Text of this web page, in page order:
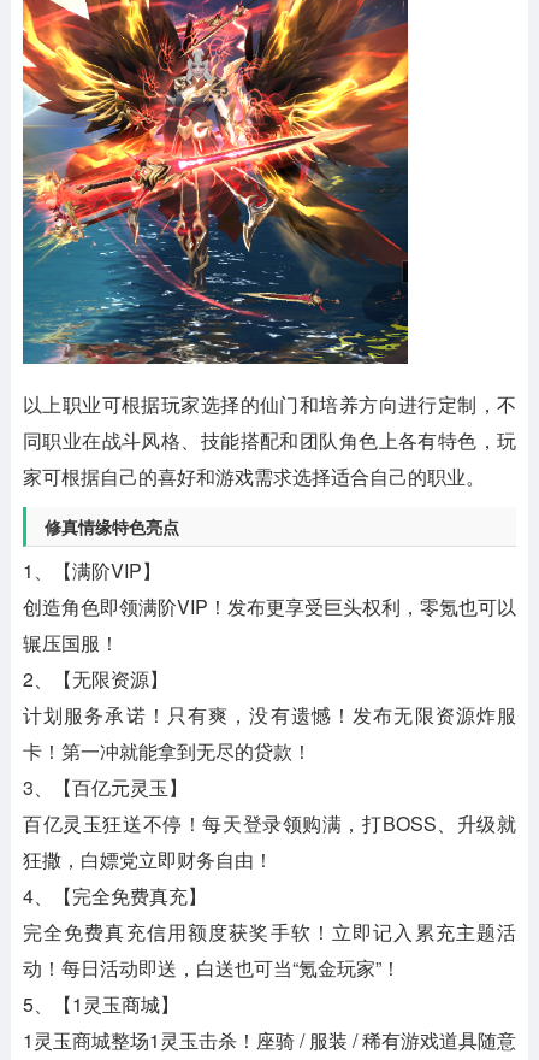
以上职业可根据玩家选择的仙门和培养方向进行定制，不
同职业在战斗风格、技能搭配和团队角色上各有特色，玩
家可根据自己的喜好和游戏需求选择适合自己的职业。
修真情缘特色亮点
1、【满阶VIP】
创造角色即领满阶VIP！发布更享受巨头权利，零氪也可以
辗压国服！
2、【无限资源】
计划服务承诺！只有爽，没有遗憾！发布无限资源炸服
卡！第一冲就能拿到无尽的贷款！
3、【百亿元灵玉】
百亿灵玉狂送不停！每天登录领购满，打BOSS、升级就
狂撒，白嫖党立即财务自由！
4、【完全免费真充】
完全免费真充信用额度获奖手软！立即记入累充主题活
动！每日活动即送，白送也可当“氪金玩家”！
5、【1灵玉商城】
1灵玉商城整场1灵玉击杀！座骑 / 服装 / 稀有游戏道具随意